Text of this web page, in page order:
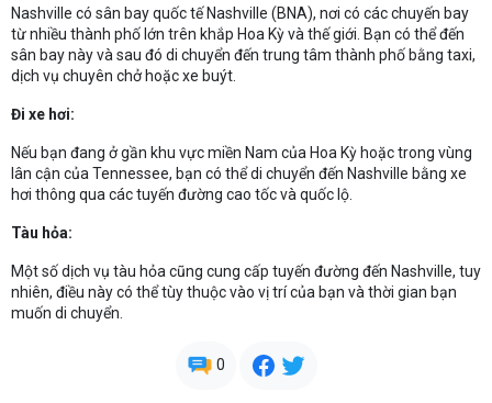
Nashville có sân bay quốc tế Nashville (BNA), nơi có các chuyến bay
từ nhiều thành phố lớn trên khắp Hoa Kỳ và thế giới. Bạn có thể đến
sân bay này và sau đó di chuyển đến trung tâm thành phố bằng taxi,
dịch vụ chuyên chở hoặc xe buýt.
Đi xe hơi:
Nếu bạn đang ở gần khu vực miền Nam của Hoa Kỳ hoặc trong vùng
lân cận của Tennessee, bạn có thể di chuyển đến Nashville bằng xe
hơi thông qua các tuyến đường cao tốc và quốc lộ.
Tàu hỏa:
Một số dịch vụ tàu hỏa cũng cung cấp tuyến đường đến Nashville, tuy
nhiên, điều này có thể tùy thuộc vào vị trí của bạn và thời gian bạn
muốn di chuyển.
0